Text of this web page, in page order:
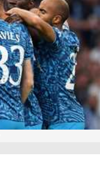
عدسات
آراء حرة
ركن الألعاب
بطولات
أمريكا 2026